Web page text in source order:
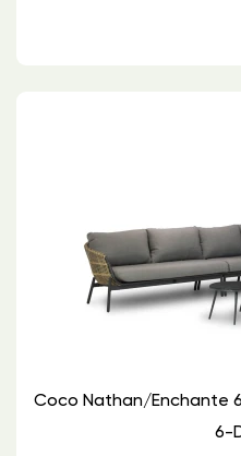
Coco Nathan/Enchante
6-